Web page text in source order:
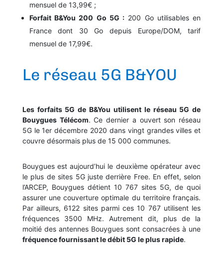
mensuel de 13,99€ ;
Forfait B&You 200 Go 5G : 200 Go utilisables en
France dont 30 Go depuis Europe/DOM, tarif
mensuel de 17,99€.
Le réseau 5G B&YOU
Les forfaits 5G de B&You utilisent le réseau 5G de
Bouygues Télécom. Ce dernier a ouvert son réseau
5G le 1er décembre 2020 dans vingt grandes villes et
couvre désormais plus de 15 000 communes.
Bouygues est aujourd’hui le deuxième opérateur avec
le plus de sites 5G juste derrière Free. En effet, selon
l’ARCEP, Bouygues détient 10 767 sites 5G, de quoi
assurer une couverture optimale du territoire français.
Par ailleurs, 6122 sites parmi ces 10 767 utilisent les
fréquences 3500 MHz. Autrement dit, plus de la
moitié des antennes Bouygues sont consacrées à une
fréquence fournissant le débit 5G le plus rapide.